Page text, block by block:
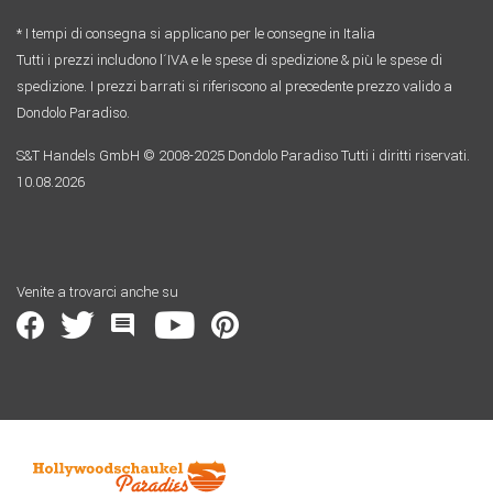
* I tempi di consegna si applicano per le consegne in Italia
Tutti i prezzi includono l´IVA e le spese di spedizione & più le spese di
spedizione. I prezzi barrati si riferiscono al precedente prezzo valido a
Dondolo Paradiso.
S&T Handels GmbH © 2008-2025 Dondolo Paradiso Tutti i diritti riservati.
10.08.2026
Venite a trovarci anche su